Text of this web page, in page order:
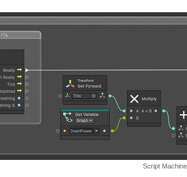
Script Machine